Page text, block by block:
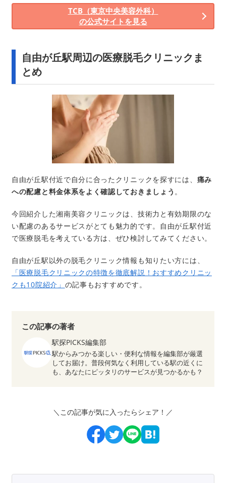
TCB（東京中央美容外科）
の公式サイトを見る
自由が丘駅周辺の医療脱毛クリニックま
とめ
自由が丘駅付近で自分に合ったクリニックを探すには、 痛み
への配慮と料金体系をよく確認しておきましょう 。
今回紹介した湘南美容クリニックは、技術力と有効期限のな
い配慮のあるサービスがとても魅力的です。自由が丘駅付近
で医療脱毛を考えている方は、ぜひ検討してみてください。
自由が丘駅以外の脱毛クリニック情報も知りたい方には、
「医療脱毛クリニックの特徴を徹底解説！おすすめクリニッ
クも10院紹介」 の記事もおすすめです。
この記事の著者
駅探PICKS編集部
駅からみつかる楽しい・便利な情報を編集部が厳選
してお届け。普段何気なく利用している駅の近くに
も、あなたにピッタリのサービスが見つかるかも？
＼この記事が気に入ったらシェア！／